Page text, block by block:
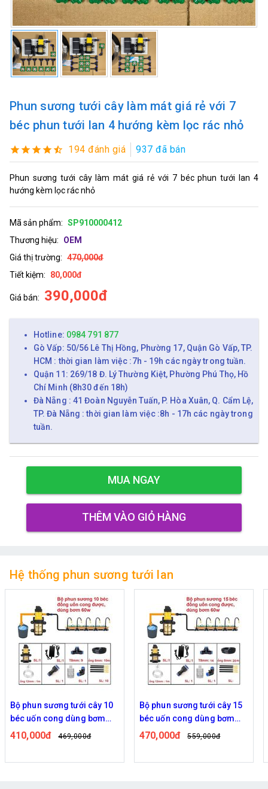
Phun sương tưới cây làm mát giá rẻ với 7
béc phun tưới lan 4 hướng kèm lọc rác nhỏ
194 đánh giá 937 đã bán
Phun sương tưới cây làm mát giá rẻ với 7 béc phun tưới lan 4
hướng kèm lọc rác nhỏ
Mã sản phẩm: SP910000412
Thương hiệu:
OEM
Giá thị trường: 470,000đ
Tiết kiệm:
80,000đ
Giá bán: 390,000đ
Hotline: 0984 791 877
Gò Vấp: 50/56 Lê Thị Hồng, Phường 17, Quận Gò Vấp, TP.
HCM : thời gian làm việc :7h - 19h các ngày trong tuần.
Quận 11: 269/18 Đ. Lý Thường Kiệt, Phường Phú Thọ, Hồ
Chí Minh (8h30 đến 18h)
Đà Nẵng : 41 Đoàn Nguyễn Tuấn, P. Hòa Xuân, Q. Cẩm Lệ,
TP. Đà Nẵng : thời gian làm việc :8h - 17h các ngày trong
tuần.
MUA NGAY
THÊM VÀO GIỎ HÀNG
Hệ thống phun sương tưới lan
Bộ phun sương tưới cây 10
béc uốn cong dùng bơm
60w
410,000đ 469,000đ
Bộ phun sương tưới cây 15
béc uốn cong dùng bơm
60w
470,000đ 559,000đ